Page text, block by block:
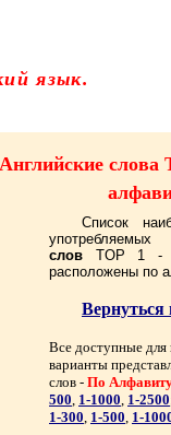
язык.
Английские
Список
употребляемых
слов
TOP 1 -
расположены по
Вернуться
Все доступные для
варианты
слов - По
500, 1-1000, 1-2500
1-300, 1-500, 1-